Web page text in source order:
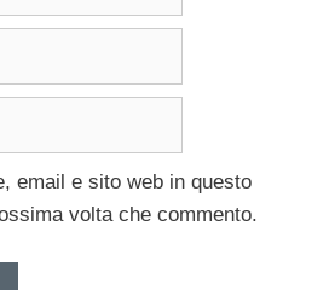
email e sito web in questo
volta che commento.